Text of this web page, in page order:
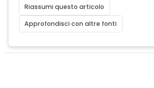
Riassumi questo articolo
Approfondisci con altre fonti